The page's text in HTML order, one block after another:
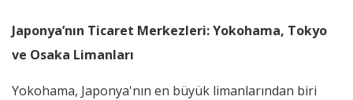
Japonya’nın Ticaret Merkezleri: Yokohama, Tokyo
ve Osaka Limanları
Yokohama, Japonya'nın en büyük limanlarından biri